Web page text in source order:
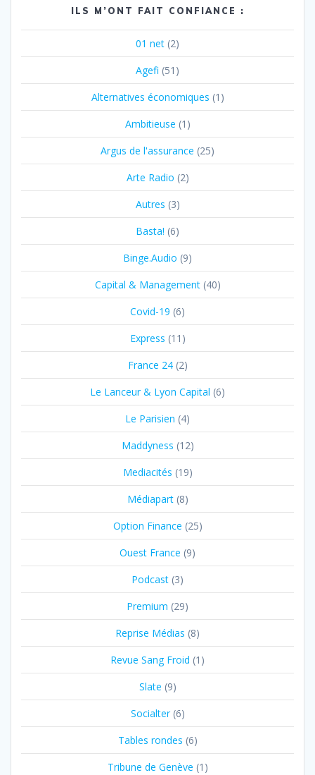
ILS M’ONT FAIT CONFIANCE :
01 net (2)
Agefi (51)
Alternatives économiques (1)
Ambitieuse (1)
Argus de l'assurance (25)
Arte Radio (2)
Autres (3)
Basta! (6)
Binge.Audio (9)
Capital & Management(40)
Covid-19 (6)
Express (11)
France 24(2)
Le Lanceur & Lyon Capital (6)
Le Parisien (4)
Maddyness (12)
Mediacités (19)
Médiapart(8)
Option Finance (25)
Ouest France (9)
Podcast (3)
Premium (29)
Reprise Médias (8)
Revue Sang Froid (1)
Slate (9)
Socialter(6)
Tables rondes (6)
Tribune de Genève (1)